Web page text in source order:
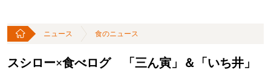
ニュース 食のニュース
スシロー×食べログ 「三ん寅」＆「いち井」